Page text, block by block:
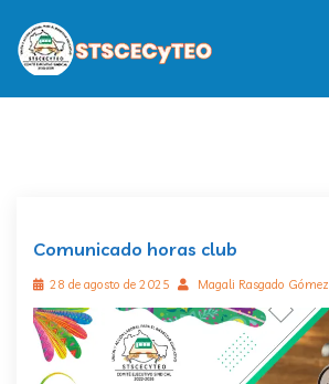
Comunicado horas club
28 de agosto de 2025 Magali Rasgado Gómez